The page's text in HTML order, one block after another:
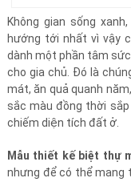
Không gian sống
hướng tới nhất vì vậy
dành một phần tâm
cho gia chủ. Đó là
mát, ăn quả quanh
sắc màu đồng thời
chiếm diện tích đất ở.
Mẫu thiết kế biệt thự
nhưng để có thể mang